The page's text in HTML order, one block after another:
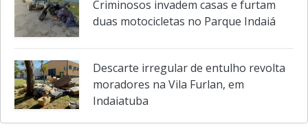
Criminosos invadem casas e furtam
duas motocicletas no Parque Indaiá
Descarte irregular de entulho revolta
moradores na Vila Furlan, em
Indaiatuba